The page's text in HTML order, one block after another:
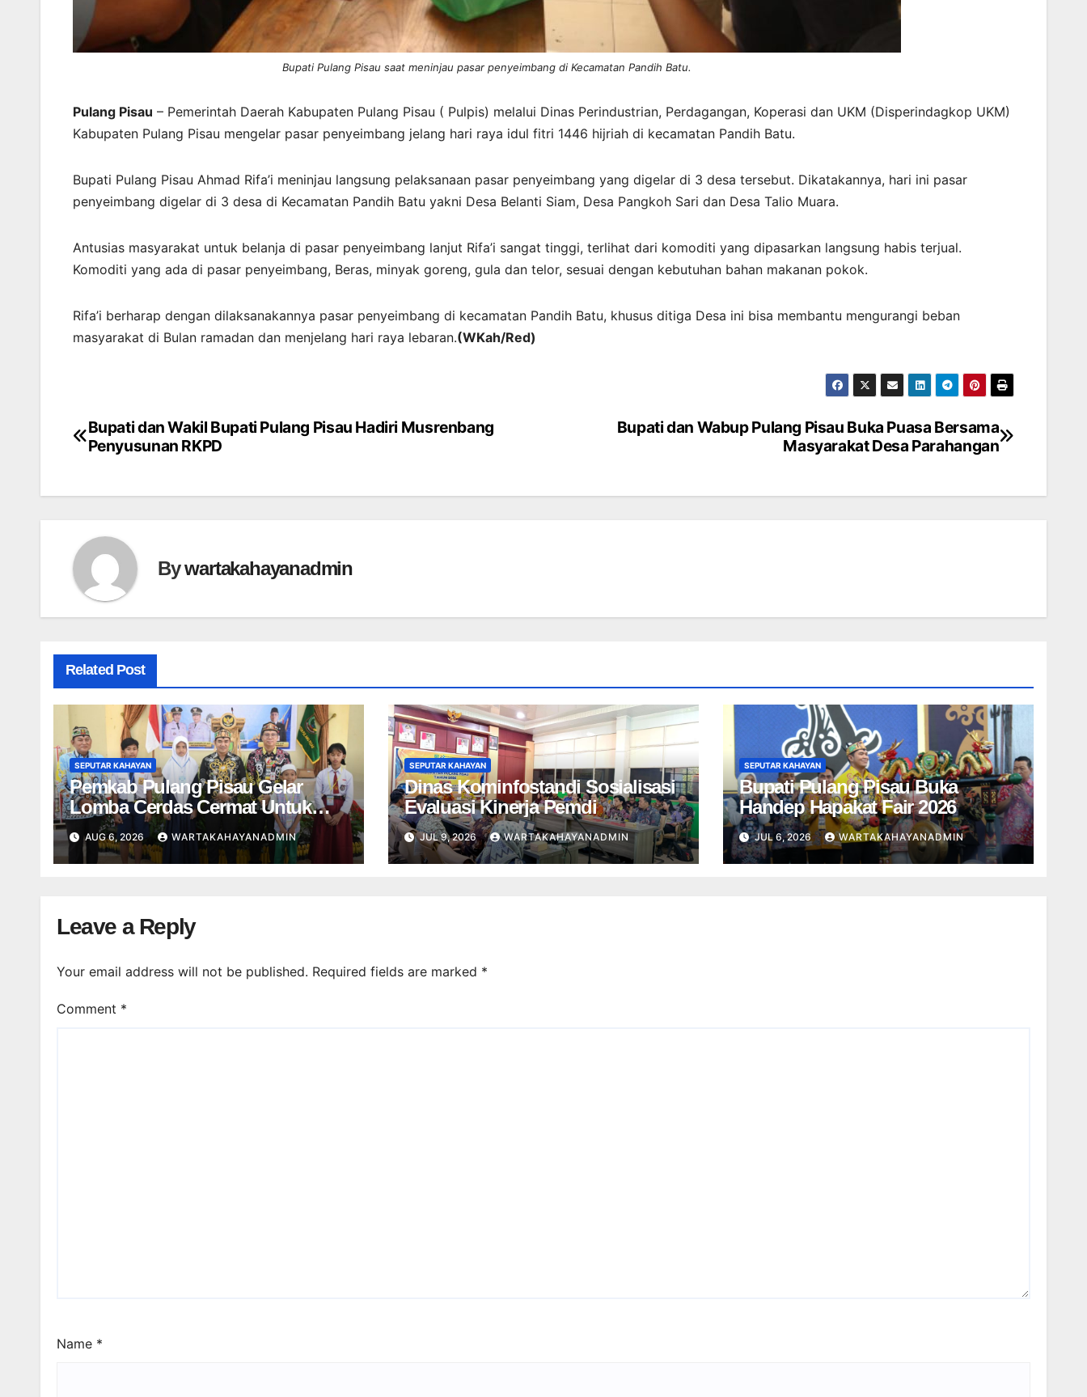
Bupati Pulang Pisau saat meninjau pasar penyeimbang di Kecamatan Pandih Batu.
Pulang Pisau – Pemerintah Daerah Kabupaten Pulang Pisau ( Pulpis) melalui Dinas Perindustrian, Perdagangan, Koperasi dan UKM (Disperindagkop UKM)
Kabupaten Pulang Pisau mengelar pasar penyeimbang jelang hari raya idul fitri 1446 hijriah di kecamatan Pandih Batu.
Bupati Pulang Pisau Ahmad Rifa’i meninjau langsung pelaksanaan pasar penyeimbang yang digelar di 3 desa tersebut. Dikatakannya, hari ini pasar
penyeimbang digelar di 3 desa di Kecamatan Pandih Batu yakni Desa Belanti Siam, Desa Pangkoh Sari dan Desa Talio Muara.
Antusias masyarakat untuk belanja di pasar penyeimbang lanjut Rifa’i sangat tinggi, terlihat dari komoditi yang dipasarkan langsung habis terjual.
Komoditi yang ada di pasar penyeimbang, Beras, minyak goreng, gula dan telor, sesuai dengan kebutuhan bahan makanan pokok.
Rifa’i berharap dengan dilaksanakannya pasar penyeimbang di kecamatan Pandih Batu, khusus ditiga Desa ini bisa membantu mengurangi beban
masyarakat di Bulan ramadan dan menjelang hari raya lebaran.(WKah/Red)
Post
Bupati dan Wabup Pulang Pisau Buka Puasa Bersama
Masyarakat Desa Parahangan
Bupati dan Wakil Bupati Pulang Pisau Hadiri Musrenbang
Penyusunan RKPD
Bywartakahayanadmin
Related Post
SEPUTAR KAHAYAN
Pemkab Pulang Pisau Gelar
Lomba Cerdas Cermat Untuk
Pelajar
AUG 6, 2026 WARTAKAHAYANADMIN
SEPUTAR KAHAYAN
Dinas Kominfostandi Sosialisasi
Evaluasi Kinerja Pemdi
JUL 9, 2026 WARTAKAHAYANADMIN
SEPUTAR KAHAYAN
Bupati Pulang Pisau Buka
Handep Hapakat Fair 2026
JUL 6, 2026 WARTAKAHAYANADMIN
Leave a Reply
Your email address will not be published. Required fields are marked *
Comment *
Name *